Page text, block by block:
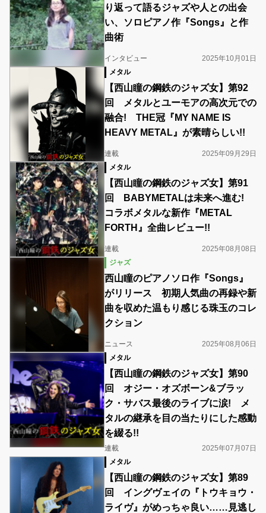
り返って語るジャズや人との出会
い、ソロピアノ作『Songs』と作
曲術
インタビュー
2025年10月01日
メタル
【西山瞳の鋼鉄のジャズ女】第92
回 メタルとユーモアの高次元での
融合! THE冠『MY NAME IS
HEAVY METAL』が素晴らしい!!
連載
2025年09月29日
メタル
【西山瞳の鋼鉄のジャズ女】第91
回 BABYMETALは未来へ進む!
コラボメタルな新作『METAL
FORTH』全曲レビュー!!
連載
2025年08月08日
ジャズ
西山瞳のピアノソロ作『Songs』
がリリース 初期人気曲の再録や新
曲を収めた温もり感じる珠玉のコレ
クション
ニュース
2025年08月06日
メタル
【西山瞳の鋼鉄のジャズ女】第90
回 オジー・オズボーン&ブラッ
ク・サバス最後のライブに涙! メ
タルの継承を目の当たりにした感動
を綴る!!
連載
2025年07月07日
メタル
【西山瞳の鋼鉄のジャズ女】第89
回 イングヴェイの『トウキョウ・
ライヴ』がめっちゃ良い……見逃し